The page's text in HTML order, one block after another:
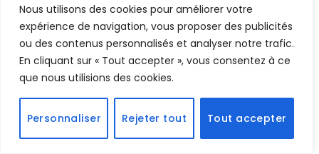
Nous utilisons des cookies pour améliorer votre
expérience de navigation, vous proposer des publicités
ou des contenus personnalisés et analyser notre trafic.
En cliquant sur « Tout accepter », vous consentez à ce
que nous utilisions des cookies.
Personnaliser Rejeter tout Tout accepter